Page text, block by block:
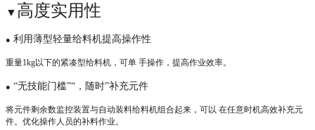
▼ 高度实用性
● 利用薄型轻量给料机提高操作性
重量1kg以下的紧凑型给料机，可单 手操作，提高作业效率。
● “无技能门槛”“，随时”补充元件
将元件剩余数监控装置与自动装料给料机组合起来，可以 在任意时机高效补充元
件。优化操作人员的补料作业。